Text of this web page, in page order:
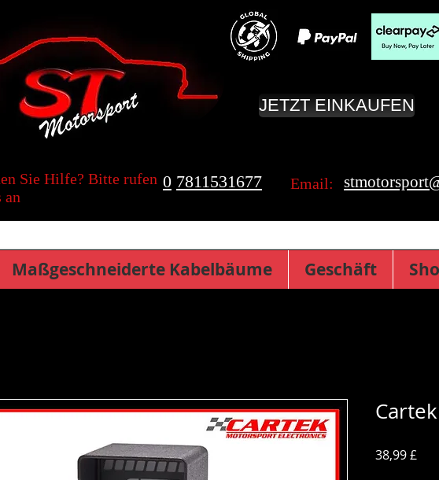
JETZT EINKAUFEN
Sie Hilfe? Bitte rufen
an
0 7811531677 Email:
Maßgeschneiderte Kabelbäume Geschäft
38,99 £